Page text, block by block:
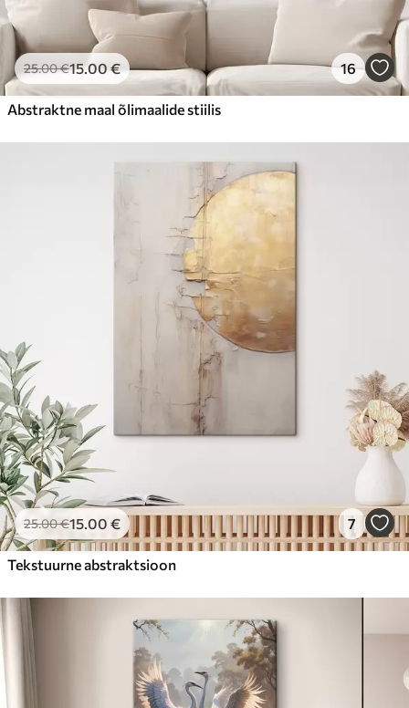
25.00€15.00€ 16
Abstraktne maal õlimaalide stiilis
25.00€15.00 € 7
Tekstuurne abstraktsioon